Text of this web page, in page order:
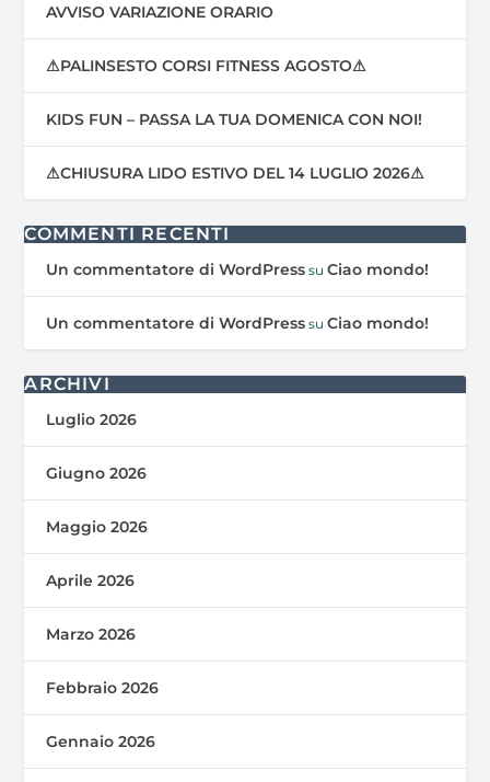
AVVISO VARIAZIONE ORARIO
⚠PALINSESTO CORSI FITNESS AGOSTO⚠
KIDS FUN – PASSA LA TUA DOMENICA CON NOI!
⚠CHIUSURA LIDO ESTIVO DEL 14 LUGLIO 2026⚠
COMMENTI RECENTI
Un commentatore di WordPress suCiao mondo!
Un commentatore di WordPress suCiao mondo!
ARCHIVI
Luglio 2026
Giugno 2026
Maggio 2026
Aprile 2026
Marzo 2026
Febbraio 2026
Gennaio 2026